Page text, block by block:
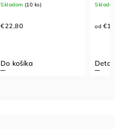
Skladom (10 ks)
€22,80
Do košíka
od €10
Detail